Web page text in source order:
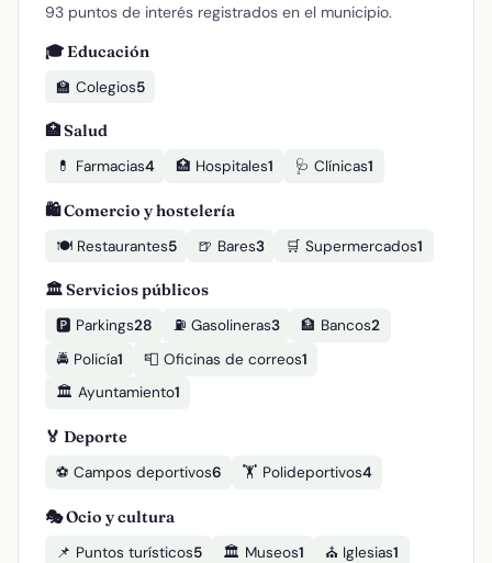
93 puntos de interés registrados en el municipio.
🎓 Educación
🏫 Colegios5
🏥 Salud
💊 Farmacias4 🏥 Hospitales1 🩺 Clínicas1
🛍️ Comercio y hostelería
🍽️ Restaurantes5 🍺 Bares3 🛒 Supermercados1
🏛️ Servicios públicos
🅿️ Parkings28 ⛽ Gasolineras3 🏦 Bancos2
🚔 Policía1 📮 Oficinas de correos1
🏛️ Ayuntamiento1
🏅 Deporte
⚽ Campos deportivos6 🏋️ Polideportivos4
🎭 Ocio y cultura
📌 Puntos turísticos5 🏛️ Museos1 ⛪ Iglesias1